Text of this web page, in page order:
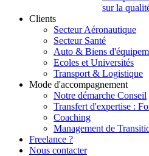
sur la
Clients
Secteur Aéronautique
Secteur Santé
Auto & Biens
Ecoles et Universités
Transport & Logistique
Mode d'accompagnement
Notre démarche Conseil
Transfert d'expertise :
Coaching
Management de
Freelance ?
Nous contacter